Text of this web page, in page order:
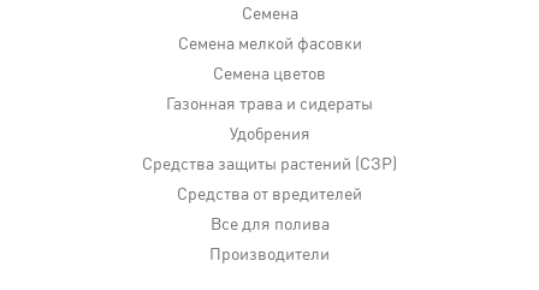
Семена
Семена мелкой фасовки
Семена цветов
Газонная трава и сидераты
Удобрения
Средства защиты растений (СЗР)
Средства от вредителей
Все для полива
Производители